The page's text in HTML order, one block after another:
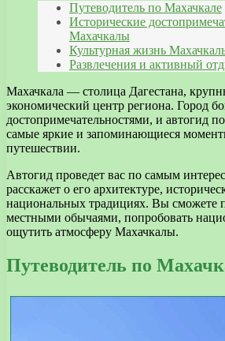
Путеводитель по Махачкале
Исторические
Махачкалы
Культурная жизнь
Развлечения и активный
Махачкала — столица Дагестана,
экономический центр региона. Город
достопримечательностями, и автогид
самые яркие и запоминающиеся
путешествии.
Автогид проведет вас по самым
расскажет о его архитектуре,
национальных традициях. Вы сможете
местными обычаями, попробовать
ощутить атмосферу Махачкалы.
Путеводитель по